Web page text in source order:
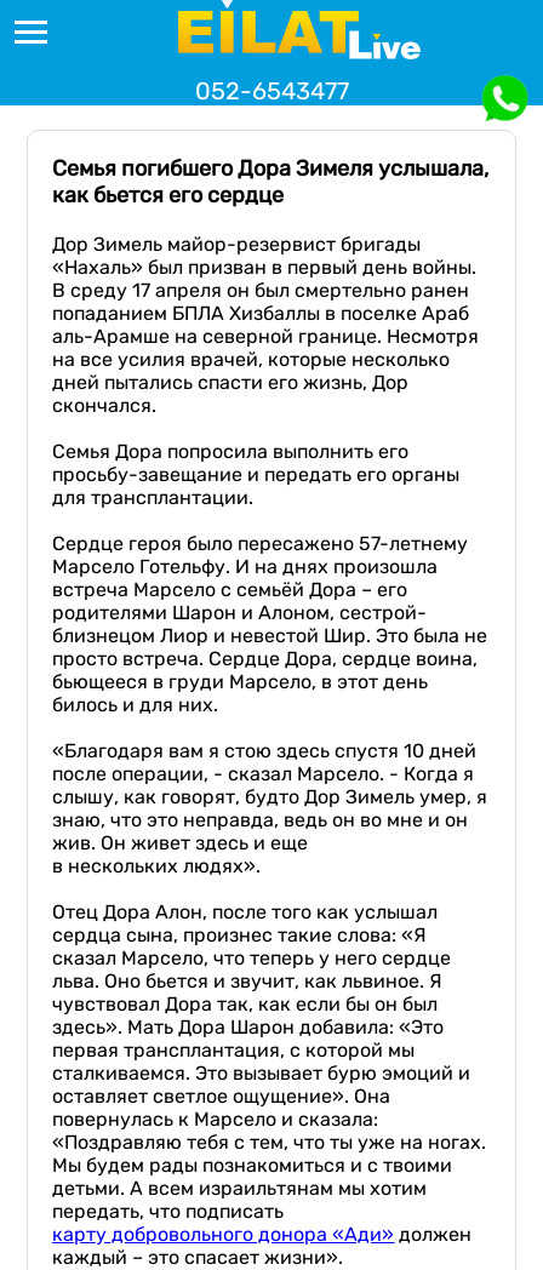
052-6543477
Семья погибшего Дора Зимеля услышала,
как бьется его сердце
Дор Зимель майор-резервист бригады
«Нахаль» был призван в первый день войны.
В среду 17 апреля он был смертельно ранен
попаданием БПЛА Хизбаллы в поселке Араб
аль-Арамше на северной границе. Несмотря
на все усилия врачей, которые несколько
дней пытались спасти его жизнь, Дор
скончался.
Семья Дора попросила выполнить его
просьбу-завещание и передать его органы
для трансплантации.
Сердце героя было пересажено 57-летнему
Марсело Готельфу. И на днях произошла
встреча Марсело с семьёй Дора – его
родителями Шарон и Алоном, сестрой-
близнецом Лиор и невестой Шир. Это была не
просто встреча. Сердце Дора, сердце воина,
бьющееся в груди Марсело, в этот день
билось и для них.
«Благодаря вам я стою здесь спустя 10 дней
после операции, - сказал Марсело. - Когда я
слышу, как говорят, будто Дор Зимель умер, я
знаю, что это неправда, ведь он во мне и он
жив. Он живет здесь и еще
в нескольких людях».
Отец Дора Алон, после того как услышал
сердца сына, произнес такие слова: «Я
сказал Марсело, что теперь у него сердце
льва. Оно бьется и звучит, как львиное. Я
чувствовал Дора так, как если бы он был
здесь». Мать Дора Шарон добавила: «Это
первая трансплантация, с которой мы
сталкиваемся. Это вызывает бурю эмоций и
оставляет светлое ощущение». Она
повернулась к Марсело и сказала:
«Поздравляю тебя с тем, что ты уже на ногах.
Мы будем рады познакомиться и с твоими
детьми. А всем израильтянам мы хотим
передать, что подписать
карту добровольного донора «Ади» должен
каждый – это спасает жизни».